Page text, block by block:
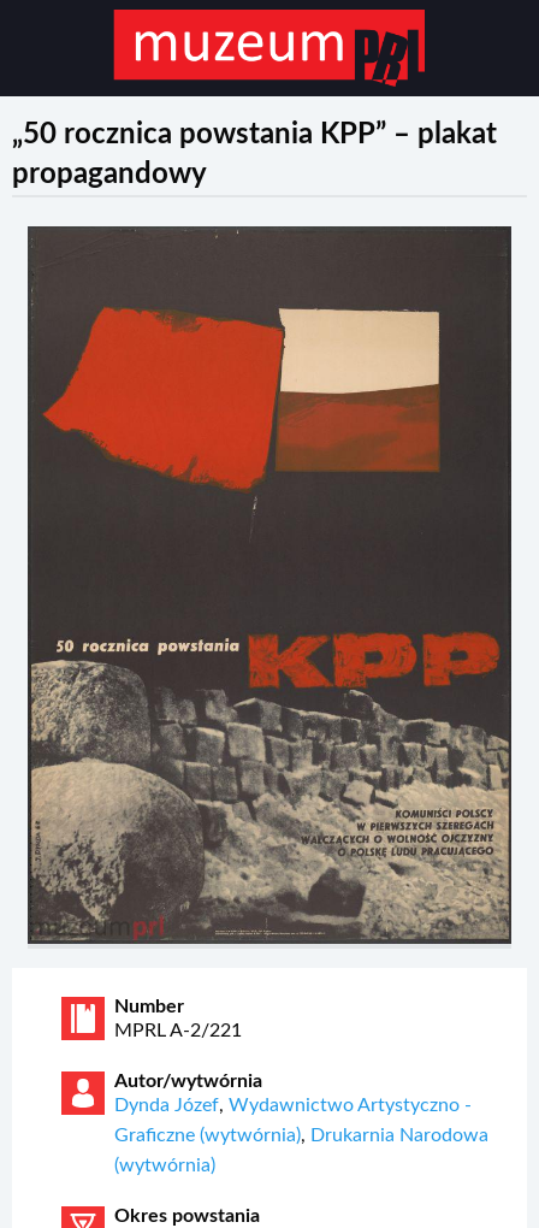
„50 rocznica powstania KPP” – plakat
propagandowy
Number
MPRL A-2/221
Autor/wytwórnia
Dynda Józef, Wydawnictwo Artystyczno -
Graficzne (wytwórnia), Drukarnia Narodowa
(wytwórnia)
Okres powstania